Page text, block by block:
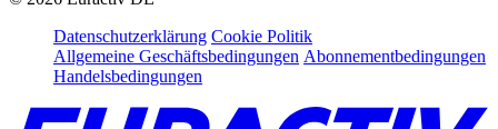
Datenschutzerklärung Cookie Politik
Allgemeine Geschäftsbedingungen Abonnementbedingungen
Handelsbedingungen